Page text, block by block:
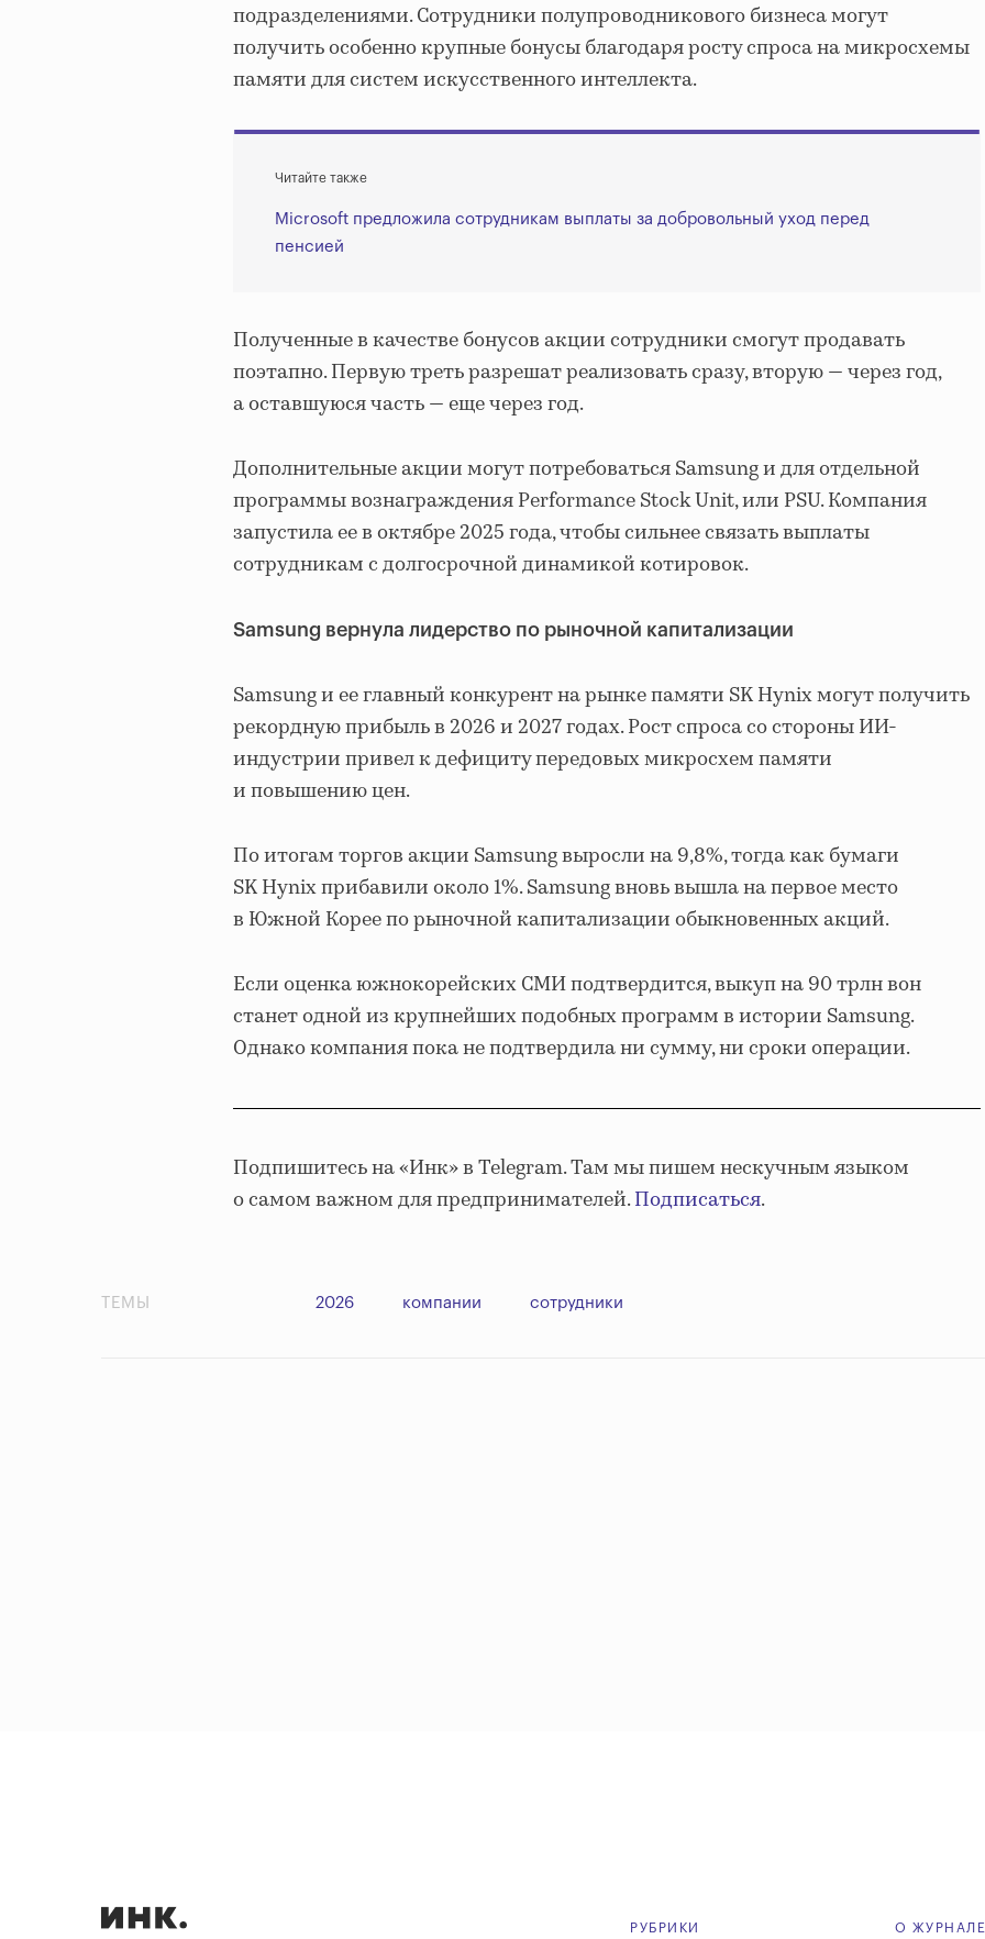
подразделениями. Сотрудники полупроводникового бизнеса могут
получить особенно крупные бонусы благодаря росту спроса на микросхемы
памяти для систем искусственного интеллекта.
Читайте также
Microsoft предложила сотрудникам выплаты за добровольный уход перед
пенсией
Полученные в качестве бонусов акции сотрудники смогут продавать
поэтапно. Первую треть разрешат реализовать сразу, вторую — через год,
а оставшуюся часть — еще через год.
Дополнительные акции могут потребоваться Samsung и для отдельной
программы вознаграждения Performance Stock Unit, или PSU. Компания
запустила ее в октябре 2025 года, чтобы сильнее связать выплаты
сотрудникам с долгосрочной динамикой котировок.
Samsung вернула лидерство по рыночной капитализации
Samsung и ее главный конкурент на рынке памяти SK Hynix могут получить
рекордную прибыль в 2026 и 2027 годах. Рост спроса со стороны ИИ-
индустрии привел к дефициту передовых микросхем памяти
и повышению цен.
По итогам торгов акции Samsung выросли на 9,8%, тогда как бумаги
SK Hynix прибавили около 1%. Samsung вновь вышла на первое место
в Южной Корее по рыночной капитализации обыкновенных акций.
Если оценка южнокорейских СМИ подтвердится, выкуп на 90 трлн вон
станет одной из крупнейших подобных программ в истории Samsung.
Однако компания пока не подтвердила ни сумму, ни сроки операции.
Подпишитесь на «Инк» в Telegram. Там мы пишем нескучным языком
о самом важном для предпринимателей.Подписаться.
ТЕМЫ 2026 компании сотрудники
РУБРИКИ О ЖУРНАЛЕ